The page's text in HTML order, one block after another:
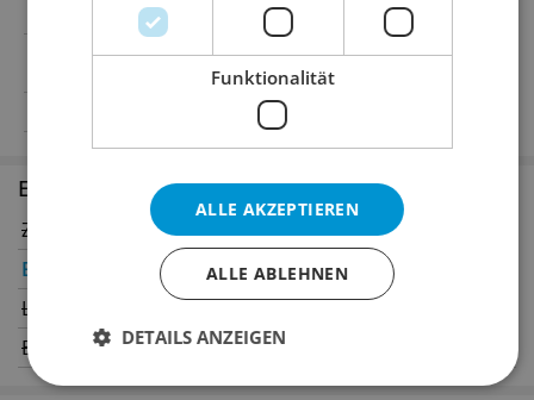
10° C
Passt zu
Apéro, heller Fisch, assortierte
Käseplatte
11% Vol.Alc.
Erhältlich in den Filialen
Zürich
Bern
✔
Luzern
Basel
Winterthur
Genève
Oerlikon
Funktionalität
ALLE AKZEPTIEREN
ALLE ABLEHNEN
DETAILS ANZEIGEN